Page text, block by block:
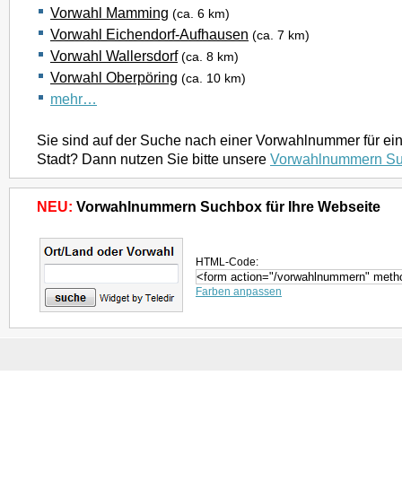
Vorwahl Mamming (ca. 6 km)
Vorwahl Eichendorf-Aufhausen (ca. 7 km)
Vorwahl Wallersdorf (ca. 8 km)
Vorwahl Oberpöring (ca. 10 km)
mehr…
Sie sind auf der Suche nach einer Vorwahlnummer für
Stadt? Dann nutzen Sie bitte unsere Vorwahlnummern
NEU: Vorwahlnummern Suchbox für Ihre Webseite
HTML-Code:
Farben anpassen